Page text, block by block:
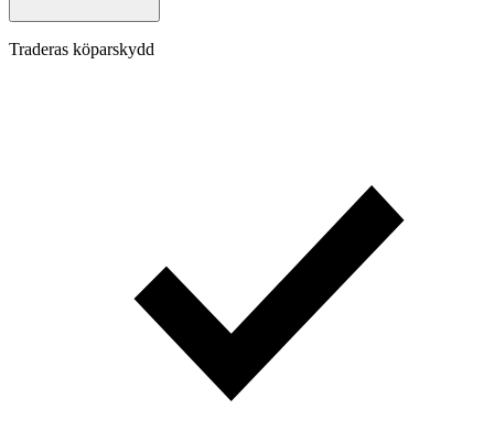
Traderas köparskydd